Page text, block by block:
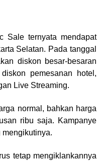
Sale ternyata mendapat
Selatan. Pada tanggal
diskon besar-besaran
pemesanan hotel,
Live Streaming.
normal, bahkan harga
ribu saja. Kampanye
tetap mengiklankannya